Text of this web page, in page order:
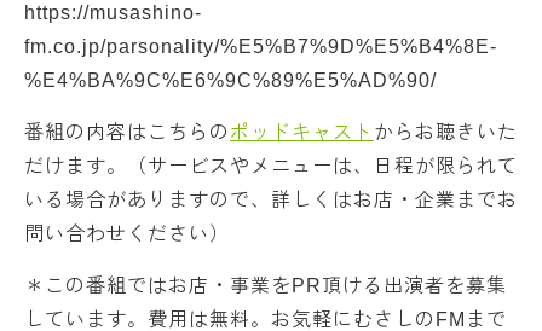
https://musashino-
fm.co.jp/parsonality/%E5%B7%9D%E5%B4%8E-
%E4%BA%9C%E6%9C%89%E5%AD%90/
番組の内容はこちらの ポッドキャスト からお聴きいた
だけます。（サービスやメニューは、日程が限られて
いる場合がありますので、詳しくはお店・企業までお
問い合わせください）
＊この番組ではお店・事業をPR頂ける出演者を募集
しています。費用は無料。お気軽にむさしのFMまで